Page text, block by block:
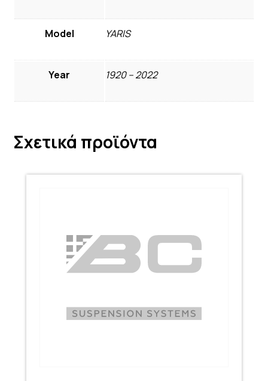
Model YARIS
Year 1920 – 2022
Σχετικά προϊόντα